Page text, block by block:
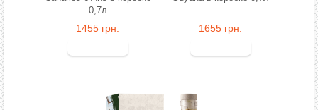
0,7л
1455 грн. 1655 грн.